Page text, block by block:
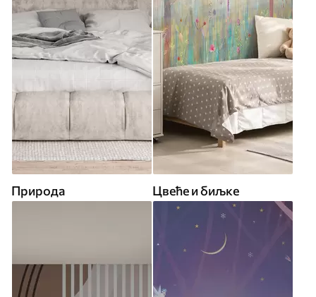
Природа Цвеће и биљке